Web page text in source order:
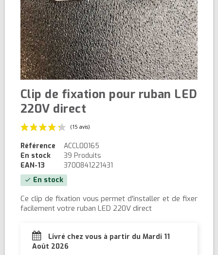
Clip de fixation pour ruban LED
220V direct
Référence
ACCL00165
En stock
39 Produits
EAN-13
3700841221431
check En stock
Ce clip de fixation vous permet d'installer et de fixer
facilement votre ruban LED 220V direct
Livré chez vous à partir du Mardi 11
Août 2026